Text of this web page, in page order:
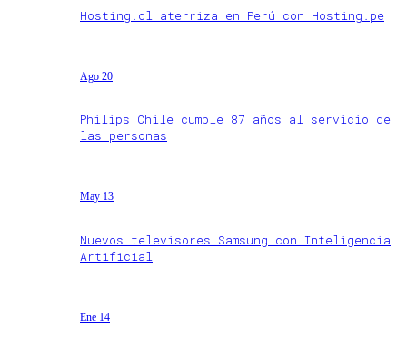
Hosting.cl aterriza en Perú con Hosting.pe
Ago 20
Philips Chile cumple 87 años al servicio de
las personas
May 13
Nuevos televisores Samsung con Inteligencia
Artificial
Ene 14